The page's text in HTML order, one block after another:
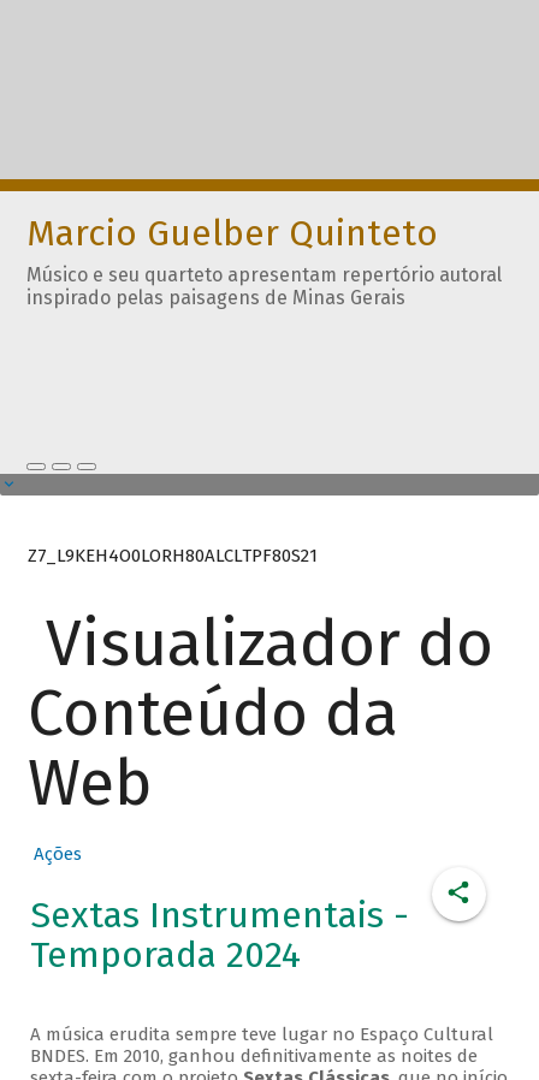
Marcio Guelber Quinteto
Músico e seu quarteto apresentam repertório autoral
inspirado pelas paisagens de Minas Gerais
Z7_L9KEH4O0LORH80ALCLTPF80S21
Visualizador do
Conteúdo da
Web
Ações
Sextas Instrumentais -
Temporada 2024
A música erudita sempre teve lugar no Espaço Cultural
BNDES. Em 2010, ganhou definitivamente as noites de